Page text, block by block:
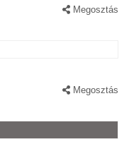
Megosztás
Megosztás